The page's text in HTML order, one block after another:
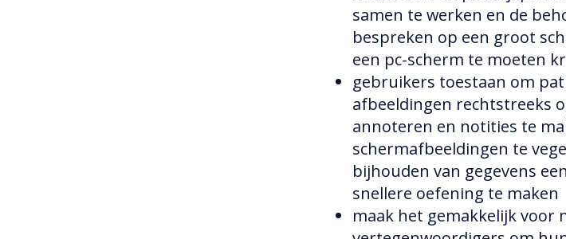
samen te werken en de
bespreken op een groot
een pc-scherm te moeten
gebruikers toestaan om
afbeeldingen rechtstreeks
annoteren en notities te
schermafbeeldingen te
bijhouden van gegevens
snellere oefening te maken
maak het gemakkelijk voor